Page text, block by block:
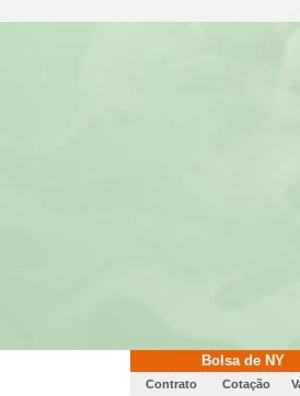
Bolsa de NY
Contrato Cotação